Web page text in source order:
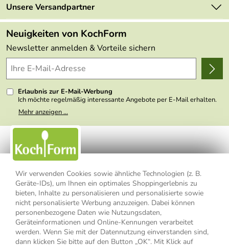
Wir verwenden Cookies sowie ähnliche Technologien (z. B.
Geräte-IDs), um Ihnen ein optimales Shoppingerlebnis zu
bieten, Inhalte zu personalisieren und personalisierte sowie
nicht personalisierte Werbung anzuzeigen. Dabei können
personenbezogene Daten wie Nutzungsdaten,
Geräteinformationen und Online-Kennungen verarbeitet
werden. Wenn Sie mit der Datennutzung einverstanden sind,
dann klicken Sie bitte auf den Button „OK“. Mit Klick auf
Retourenportal
FAQs
Lieferbedingungen
Delivery Terms
Kundenlogin
Angebote
Made in Germany
Themen
Wir über uns
Presse
Unsere Versandpartner
Neuigkeiten von KochForm
Newsletter anmelden & Vorteile sichern
Erlaubnis zur E-Mail-Werbung
Ich möchte regelmäßig interessante Angebote per E-Mail erhalten.
Meine E-Mail-Adresse wird nicht an andere Unternehmen
weitergegeben. Zu statistischen Zwecken wird in anonymer Form
nicht erkennbar, welche konkrete Person geklickt hat. Diese
Einwilligung zur Nutzung meiner E-Mail- Adresse für Werbezwecke
kann ich jederzeit mit Wirkung für die Zukunft widerrufen, indem ich
den Link "Abmelden" am Ende des Newsletters anklicke oder die
Option Newsletter im Mitgliederbereich deaktiviere. Die
Datenschutzerklärung
habe ich zur Kenntnis genommen.
Mehr anzeigen ...
Impressum Datenschutzerklärung
AGB
Widerrufsbelehrung
Widerrufsformular
Vertrag widerrufen